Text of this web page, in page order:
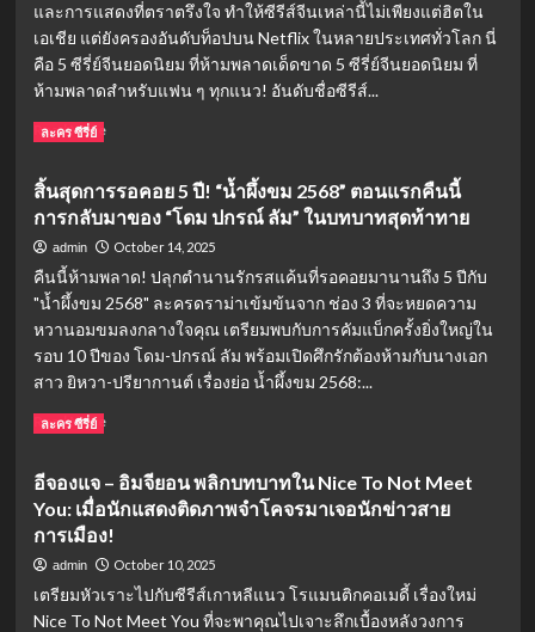
เกาหลี
ใหม่
จาก
ฮง
ส
ย่อ
และ
นัก
นำ
และการแสดงที่ตราตรึงใจ ทำให้ซีรีส์จีนเหล่านี้ไม่เพียงแต่ฮิตใน
เอเชีย แต่ยังครองอันดับท็อปบน Netflix ในหลายประเทศทั่วโลก นี่
คือ 5 ซีรี่ย์จีนยอดนิยม ที่ห้ามพลาดเด็ดขาด 5 ซีรี่ย์จีนยอดนิยม ที่
ห้ามพลาดสำหรับแฟน ๆ ทุกแนว! อันดับชื่อซีรีส์...
Read MoreRead
5
อันดับ
ซี
จีน
ยอด
นิยม
2025
บน
ปรากฏการณ์
ที่
กวาด
ความ
นิยม
โลก!
ละคร ซีรี่ย์
สิ้นสุดการรอคอย 5 ปี! “น้ำผึ้งขม 2568” ตอนแรกคืนนี้
การกลับมาของ “โดม ปกรณ์ ลัม” ในบทบาทสุดท้าทาย
admin October 14, 2025
คืนนี้ห้ามพลาด! ปลุกตำนานรักรสแค้นที่รอคอยมานานถึง 5 ปีกับ
"น้ำผึ้งขม 2568" ละครดราม่าเข้มข้นจาก ช่อง 3 ที่จะหยดความ
หวานอมขมลงกลางใจคุณ เตรียมพบกับการคัมแบ็กครั้งยิ่งใหญ่ใน
รอบ 10 ปีของ โดม-ปกรณ์ ลัม พร้อมเปิดศึกรักต้องห้ามกับนางเอก
สาว ยิหวา-ปรียากานต์ เรื่องย่อ น้ำผึ้งขม 2568:...
Read MoreRead
สิ้น
สุด
การ
รอ
คอย
5
ปี!
ละคร ซีรี่ย์
อีจองแจ – อิมจียอน พลิกบทบาทใน Nice To Not Meet
You: เมื่อนักแสดงติดภาพจำโคจรมาเจอนักข่าวสาย
การเมือง!
admin October 10, 2025
เตรียมหัวเราะไปกับซีรีส์เกาหลีแนว โรแมนติกคอเมดี้ เรื่องใหม่
Nice To Not Meet You ที่จะพาคุณไปเจาะลึกเบื้องหลังวงการ